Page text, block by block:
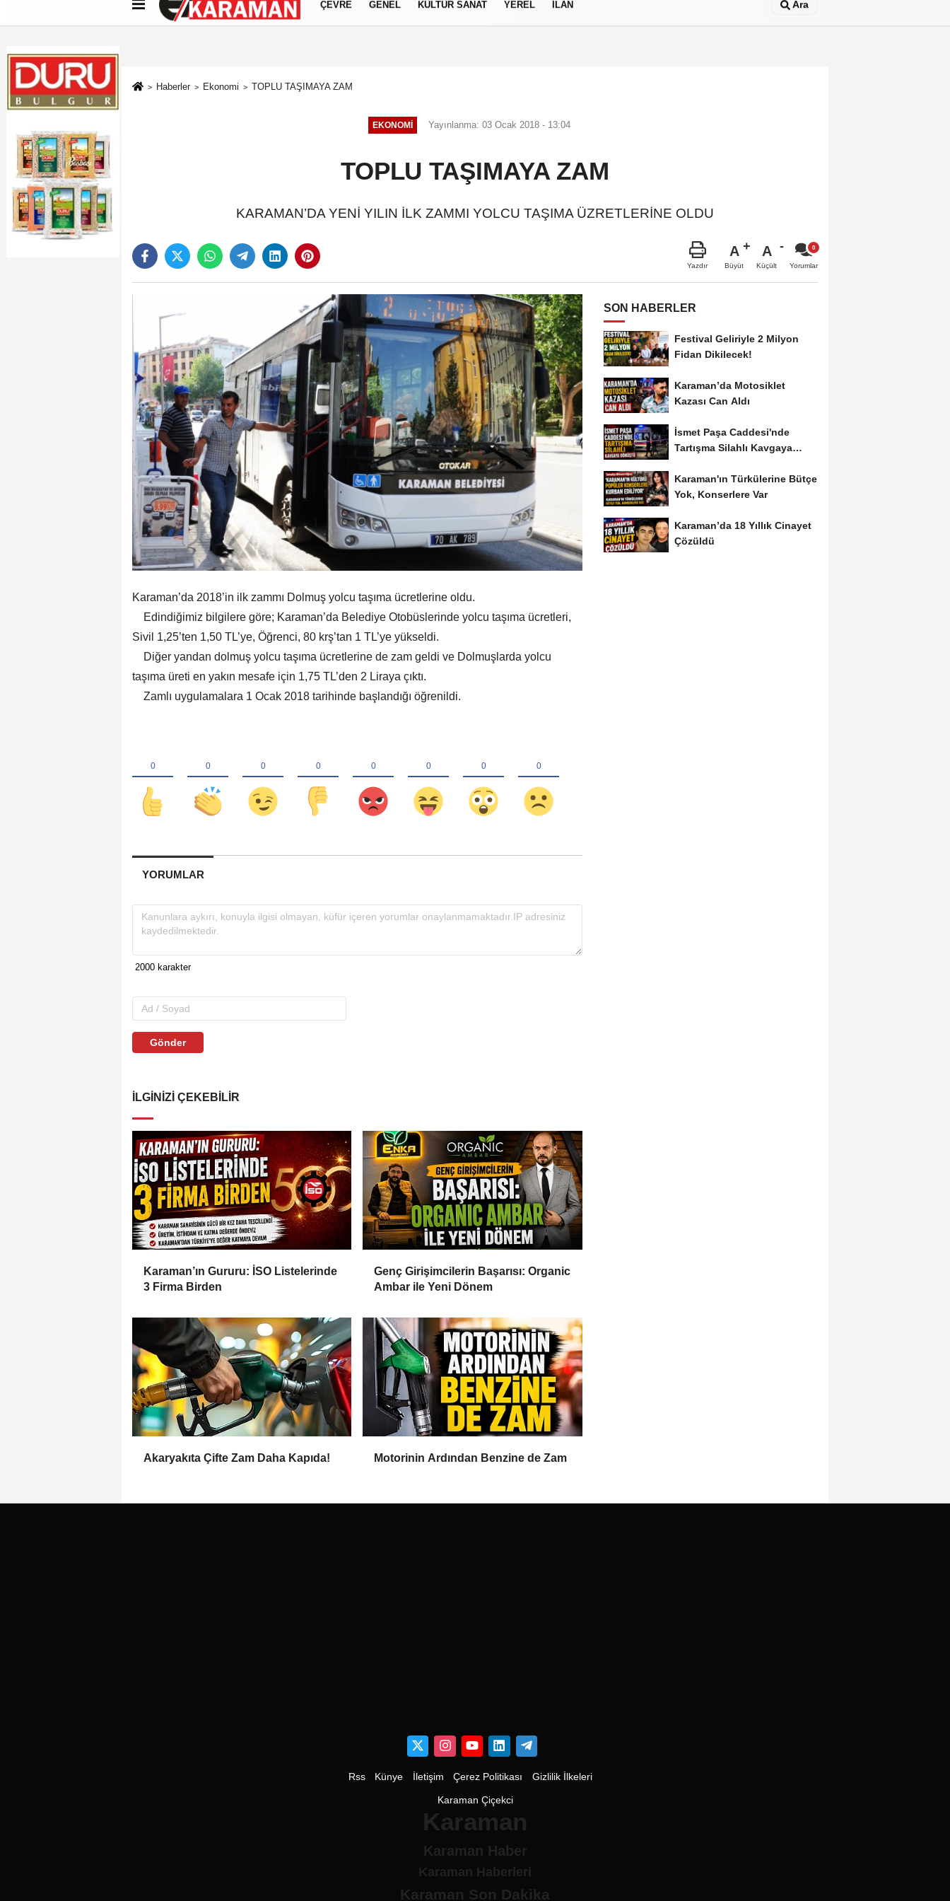
Künye İletişim Çerez Politikası Gizlilik İlkeleri
ÇEVRE GENEL KÜLTÜR SANAT YEREL İLAN Ara
Haberler Ekonomi TOPLU TAŞIMAYA ZAM
EKONOMI Yayınlanma: 03 Ocak 2018 - 13:04
TOPLU TAŞIMAYA ZAM
KARAMAN’DA YENİ YILIN İLK ZAMMI YOLCU TAŞIMA ÜZRETLERİNE OLDU
Yazdır
A
Büyüt
A
Küçült Yorumlar
Karaman’da 2018’in ilk zammı Dolmuş yolcu taşıma ücretlerine oldu.
Edindiğimiz bilgilere göre; Karaman’da Belediye Otobüslerinde yolcu taşıma ücretleri,
Sivil 1,25’ten 1,50 TL’ye, Öğrenci, 80 krş’tan 1 TL’ye yükseldi.
Diğer yandan dolmuş yolcu taşıma ücretlerine de zam geldi ve Dolmuşlarda yolcu
taşıma üreti en yakın mesafe için 1,75 TL’den 2 Liraya çıktı.
Zamlı uygulamalara 1 Ocak 2018 tarihinde başlandığı öğrenildi.
YORUMLAR
Gönder
İLGINIZI ÇEKEBILIR
Karaman’ın Gururu: İSO Listelerinde
3 Firma Birden
Genç Girişimcilerin Başarısı: Organic
Ambar ile Yeni Dönem
Akaryakıta Çifte Zam Daha Kapıda! Motorinin Ardından Benzine de Zam
SON HABERLER
Festival Geliriyle 2 Milyon
Fidan Dikilecek!
Karaman’da Motosiklet
Kazası Can Aldı
İsmet Paşa Caddesi'nde
Tartışma Silahlı Kavgaya
Karaman'ın Türkülerine Bütçe
Yok, Konserlere Var
Karaman’da 18 Yıllık Cinayet
Çözüldü
Rss Künye İletişim Çerez Politikası Gizlilik İlkeleri
Karaman Çiçekci
Karaman
Karaman Haber
Karaman Haberleri
Karaman Son Dakika